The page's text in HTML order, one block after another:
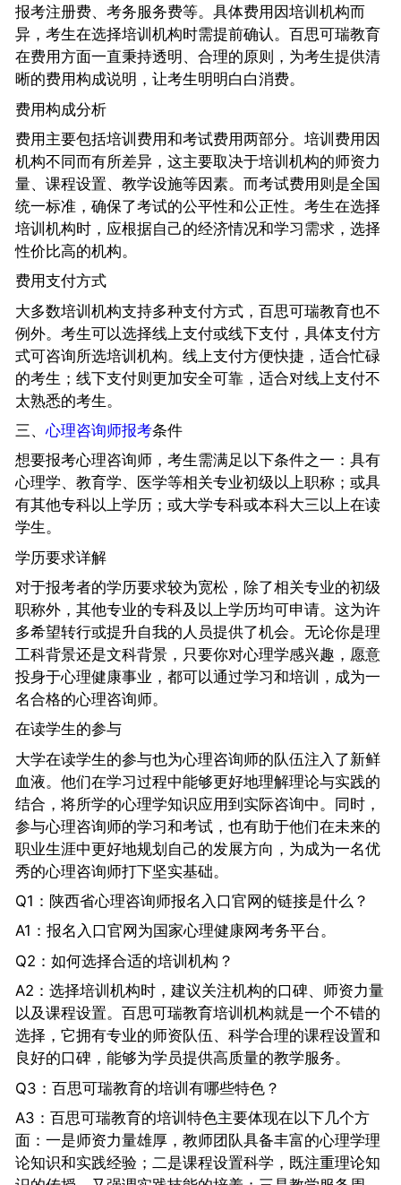
报考注册费、考务服务费等。具体费用因培训机构而
异，考生在选择培训机构时需提前确认。百思可瑞教育
在费用方面一直秉持透明、合理的原则，为考生提供清
晰的费用构成说明，让考生明明白白消费。
费用构成分析
费用主要包括培训费用和考试费用两部分。培训费用因
机构不同而有所差异，这主要取决于培训机构的师资力
量、课程设置、教学设施等因素。而考试费用则是全国
统一标准，确保了考试的公平性和公正性。考生在选择
培训机构时，应根据自己的经济情况和学习需求，选择
性价比高的机构。
费用支付方式
大多数培训机构支持多种支付方式，百思可瑞教育也不
例外。考生可以选择线上支付或线下支付，具体支付方
式可咨询所选培训机构。线上支付方便快捷，适合忙碌
的考生；线下支付则更加安全可靠，适合对线上支付不
太熟悉的考生。
三、心理咨询师报考条件
想要报考心理咨询师，考生需满足以下条件之一：具有
心理学、教育学、医学等相关专业初级以上职称；或具
有其他专科以上学历；或大学专科或本科大三以上在读
学生。
学历要求详解
对于报考者的学历要求较为宽松，除了相关专业的初级
职称外，其他专业的专科及以上学历均可申请。这为许
多希望转行或提升自我的人员提供了机会。无论你是理
工科背景还是文科背景，只要你对心理学感兴趣，愿意
投身于心理健康事业，都可以通过学习和培训，成为一
名合格的心理咨询师。
在读学生的参与
大学在读学生的参与也为心理咨询师的队伍注入了新鲜
血液。他们在学习过程中能够更好地理解理论与实践的
结合，将所学的心理学知识应用到实际咨询中。同时，
参与心理咨询师的学习和考试，也有助于他们在未来的
职业生涯中更好地规划自己的发展方向，为成为一名优
秀的心理咨询师打下坚实基础。
Q1：陕西省心理咨询师报名入口官网的链接是什么？
A1：报名入口官网为国家心理健康网考务平台。
Q2：如何选择合适的培训机构？
A2：选择培训机构时，建议关注机构的口碑、师资力量
以及课程设置。百思可瑞教育培训机构就是一个不错的
选择，它拥有专业的师资队伍、科学合理的课程设置和
良好的口碑，能够为学员提供高质量的教学服务。
Q3：百思可瑞教育的培训有哪些特色？
A3：百思可瑞教育的培训特色主要体现在以下几个方
面：一是师资力量雄厚，教师团队具备丰富的心理学理
论知识和实践经验；二是课程设置科学，既注重理论知